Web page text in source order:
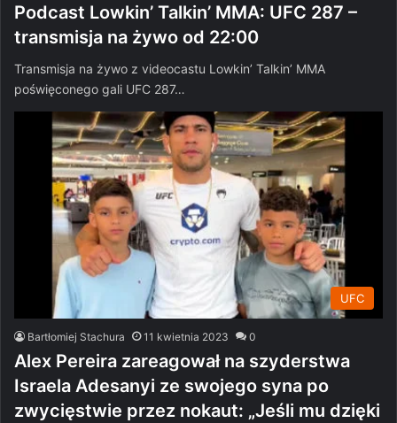
Podcast Lowkin’ Talkin’ MMA: UFC 287 –
transmisja na żywo od 22:00
Transmisja na żywo z videocastu Lowkin’ Talkin’ MMA
poświęconego gali UFC 287…
UFC
Bartłomiej Stachura 11 kwietnia 2023 0
Alex Pereira zareagował na szyderstwa
Israela Adesanyi ze swojego syna po
zwycięstwie przez nokaut: „Jeśli mu dzięki